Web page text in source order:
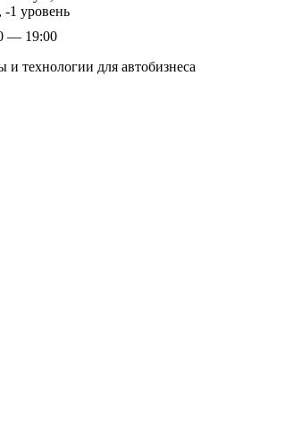
уровень
— 19:00
технологии для автобизнеса